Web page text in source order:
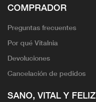
COMPRADOR
Preguntas frecuentes
Por qué Vitalnia
Devoluciones
Cancelación de pedidos
SANO, VITAL Y FELIZ